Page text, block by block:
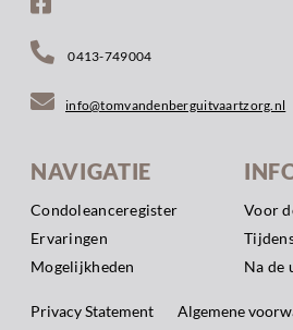
0413-749004
info@tomvandenberguitvaartzorg.nl
NAVIGATIE
Condoleanceregister
Ervaringen
Mogelijkheden
Voor
Na de
Privacy Statement Algemene